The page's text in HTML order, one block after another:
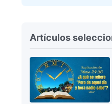
Artículos